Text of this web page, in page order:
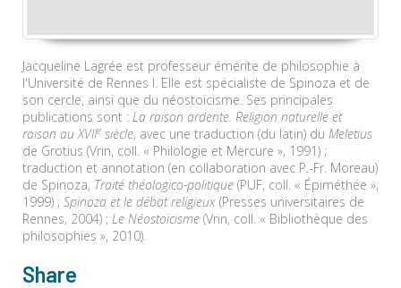
Jacqueline Lagrée est professeur émérite de philosophie à
l'Université de Rennes I. Elle est spécialiste de Spinoza et de
son cercle, ainsi que du néostoïcisme. Ses principales
publications sont : La raison ardente. Religion naturelle et
raison au XVIIe siècle, avec une traduction (du latin) du Meletius
de Grotius (Vrin, coll. « Philologie et Mercure », 1991) ;
traduction et annotation (en collaboration avec P.-Fr. Moreau)
de Spinoza, Traité théologico-politique (PUF, coll. « Épiméthée »,
1999) ; Spinoza et le débat religieux (Presses universitaires de
Rennes, 2004) ; Le Néostoïcisme (Vrin, coll. « Bibliothèque des
philosophies », 2010).
Share